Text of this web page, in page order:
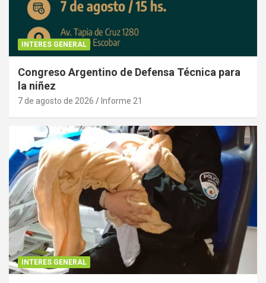
INTERES GENERAL
Congreso Argentino de Defensa Técnica para
la niñez
7 de agosto de 2026 Informe 21
INTERES GENERAL